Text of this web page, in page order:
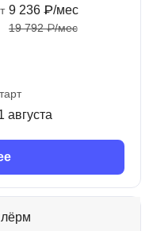
9 236 ₽/мес
19 792 ₽/мес
августа